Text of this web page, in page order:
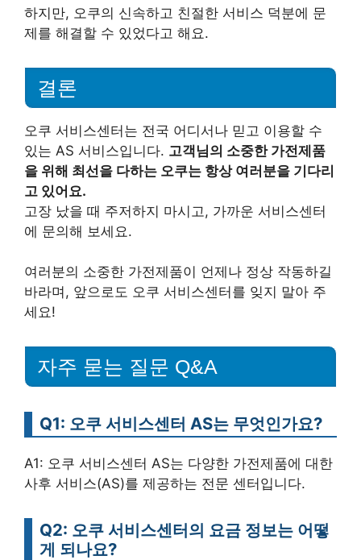
하지만, 오쿠의 신속하고 친절한 서비스 덕분에 문
제를 해결할 수 있었다고 해요.
결론
오쿠 서비스센터는 전국 어디서나 믿고 이용할 수
있는 AS 서비스입니다. 고객님의 소중한 가전제품
을 위해 최선을 다하는 오쿠는 항상 여러분을 기다리
고 있어요.
고장 났을 때 주저하지 마시고, 가까운 서비스센터
에 문의해 보세요.
여러분의 소중한 가전제품이 언제나 정상 작동하길
바라며, 앞으로도 오쿠 서비스센터를 잊지 말아 주
세요!
자주 묻는 질문 Q&A
Q1: 오쿠 서비스센터 AS는 무엇인가요?
A1: 오쿠 서비스센터 AS는 다양한 가전제품에 대한
사후 서비스(AS)를 제공하는 전문 센터입니다.
Q2: 오쿠 서비스센터의 요금 정보는 어떻
게 되나요?